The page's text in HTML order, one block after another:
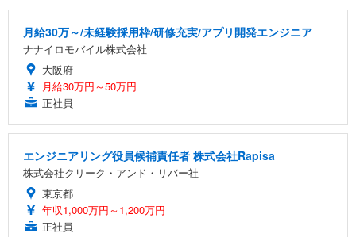
月給30万～/未経験採用枠/研修充実/アプリ開発エンジニア
ナナイロモバイル株式会社
大阪府
月給30万円～50万円
正社員
エンジニアリング役員候補責任者 株式会社Rapisa
株式会社クリーク・アンド・リバー社
東京都
年収1,000万円～1,200万円
正社員